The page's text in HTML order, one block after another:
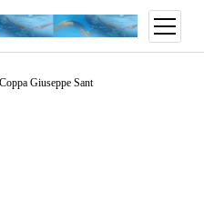
Giuseppe Sant